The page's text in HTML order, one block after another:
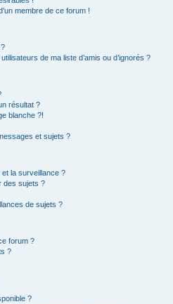
membre de ce forum !
de ma liste d’amis ou d’ignorés ?
résultat ?
blanche ?!
et sujets ?
la surveillance ?
des sujets ?
de sujets ?
forum ?
?
?